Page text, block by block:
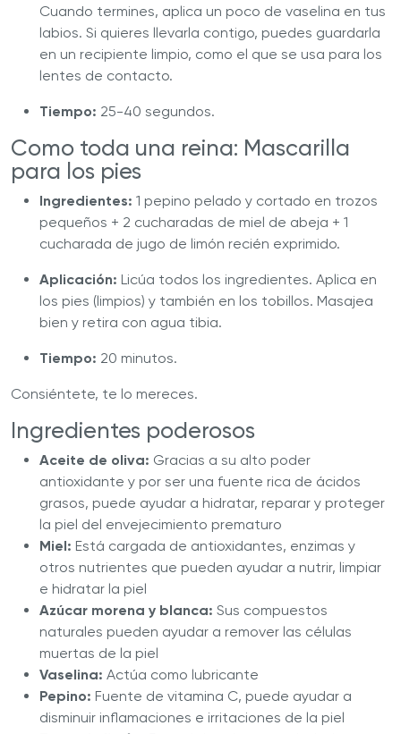
Cuando termines, aplica un poco de vaselina en tus
labios. Si quieres llevarla contigo, puedes guardarla
en un recipiente limpio, como el que se usa para los
lentes de contacto.
Tiempo: 25-40 segundos.
Como toda una reina: Mascarilla
para los pies
Ingredientes: 1 pepino pelado y cortado en trozos
pequeños + 2 cucharadas de miel de abeja + 1
cucharada de jugo de limón recién exprimido.
Aplicación: Licúa todos los ingredientes. Aplica en
los pies (limpios) y también en los tobillos. Masajea
bien y retira con agua tibia.
Tiempo: 20 minutos.
Consiéntete, te lo mereces.
Ingredientes poderosos
Aceite de oliva: Gracias a su alto poder
antioxidante y por ser una fuente rica de ácidos
grasos, puede ayudar a hidratar, reparar y proteger
la piel del envejecimiento prematuro
Miel: Está cargada de antioxidantes, enzimas y
otros nutrientes que pueden ayudar a nutrir, limpiar
e hidratar la piel
Azúcar morena y blanca: Sus compuestos
naturales pueden ayudar a remover las células
muertas de la piel
Vaselina: Actúa como lubricante
Pepino: Fuente de vitamina C, puede ayudar a
disminuir inflamaciones e irritaciones de la piel